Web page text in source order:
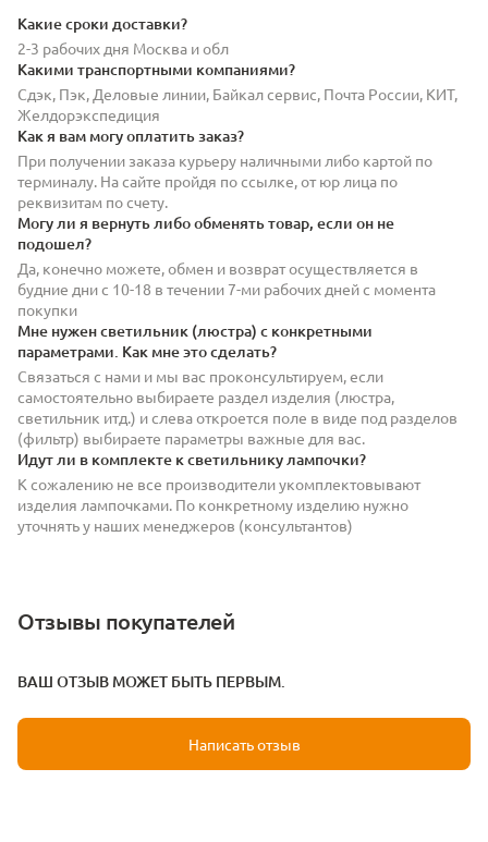
Какие сроки доставки?
2-3 рабочих дня Москва и обл
Какими транспортными компаниями?
Сдэк, Пэк, Деловые линии, Байкал сервис, Почта России, КИТ,
Желдорэкспедиция
Как я вам могу оплатить заказ?
При получении заказа курьеру наличными либо картой по
терминалу. На сайте пройдя по ссылке, от юр лица по
реквизитам по счету.
Могу ли я вернуть либо обменять товар, если он не
подошел?
Да, конечно можете, обмен и возврат осуществляется в
будние дни с 10-18 в течении 7-ми рабочих дней с момента
покупки
Мне нужен светильник (люстра) с конкретными
параметрами. Как мне это сделать?
Связаться с нами и мы вас проконсультируем, если
самостоятельно выбираете раздел изделия (люстра,
светильник итд.) и слева откроется поле в виде под разделов
(фильтр) выбираете параметры важные для вас.
Идут ли в комплекте к светильнику лампочки?
К сожалению не все производители укомплектовывают
изделия лампочками. По конкретному изделию нужно
уточнять у наших менеджеров (консультантов)
Отзывы покупателей
ВАШ ОТЗЫВ МОЖЕТ БЫТЬ ПЕРВЫМ.
Написать отзыв